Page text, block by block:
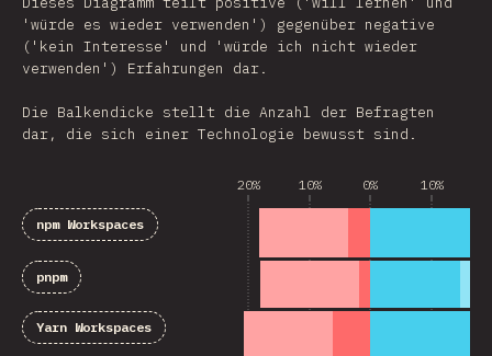
'würde es wieder verwenden') gegenüber negative
('kein Interesse' und 'würde ich nicht wieder
verwenden') Erfahrungen dar.
Die Balkendicke stellt die Anzahl der Befragten
dar, die sich einer Technologie bewusst sind.
20% 10% 0% 10%
npm Workspaces
pnpm
Yarn Workspaces